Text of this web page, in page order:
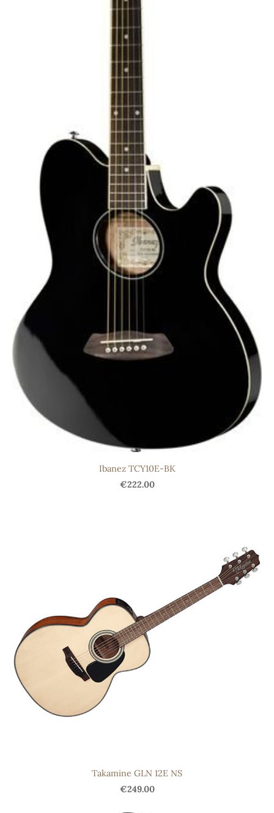
Ibanez TCY10E-BK
€222.00
Takamine GLN 12E NS
€249.00